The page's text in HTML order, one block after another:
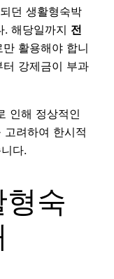
던 생활형숙박
해당일까지 전
활용해야 합니
강제금이 부과
인해 정상적인
려하여 한시적
다.
숙